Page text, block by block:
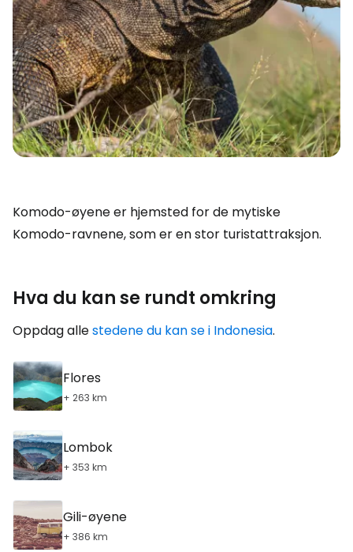
Komodo-øyene er hjemsted for de mytiske
Komodo-ravnene, som er en stor turistattraksjon.
Hva du kan se rundt omkring
Oppdag allestedene du kan se i Indonesia.
Flores
+ 263 km
Lombok
+ 353 km
Gili-øyene
+ 386 km